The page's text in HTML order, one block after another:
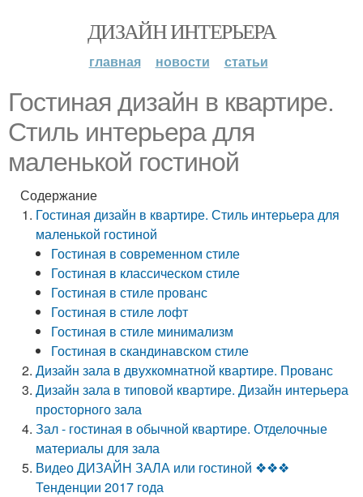
ДИЗАЙН ИНТЕРЬЕРА
главная новости статьи
Гостиная дизайн в квартире.
Стиль интерьера для
маленькой гостиной
Содержание
Гостиная дизайн в квартире. Стиль интерьера для
маленькой гостиной
Гостиная в современном стиле
Гостиная в классическом стиле
Гостиная в стиле прованс
Гостиная в стиле лофт
Гостиная в стиле минимализм
Гостиная в скандинавском стиле
Дизайн зала в двухкомнатной квартире. Прованс
Дизайн зала в типовой квартире. Дизайн интерьера
просторного зала
Зал - гостиная в обычной квартире. Отделочные
материалы для зала
Видео ДИЗАЙН ЗАЛА или гостиной ❖❖❖
Тенденции 2017 года